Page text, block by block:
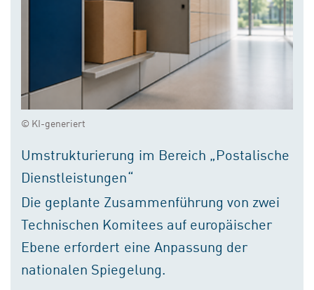
© KI-generiert
Umstrukturierung im Bereich „Postalische
Dienstleistungen“
Die geplante Zusammenführung von zwei
Technischen Komitees auf europäischer
Ebene erfordert eine Anpassung der
nationalen Spiegelung.